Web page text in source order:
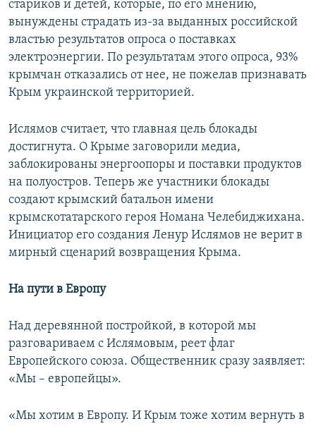
стариков и детей, которые, по его мнению,
вынуждены страдать из-за выданных российской
властью результатов опроса о поставках
электроэнергии. По результатам этого опроса, 93%
крымчан отказались от нее, не пожелав признавать
Крым украинской территорией.
Ислямов считает, что главная цель блокады
достигнута. О Крыме заговорили медиа,
заблокированы энергоопоры и поставки продуктов
на полуостров. Теперь же участники блокады
создают крымский батальон имени
крымскотатарского героя Номана Челебиджихана.
Инициатор его создания Ленур Ислямов не верит в
мирный сценарий возвращения Крыма.
На пути в Европу
Над деревянной постройкой, в которой мы
разговариваем с Ислямовым, реет флаг
Европейского союза. Общественник сразу заявляет:
«Мы – европейцы».
«Мы хотим в Европу. И Крым тоже хотим вернуть в